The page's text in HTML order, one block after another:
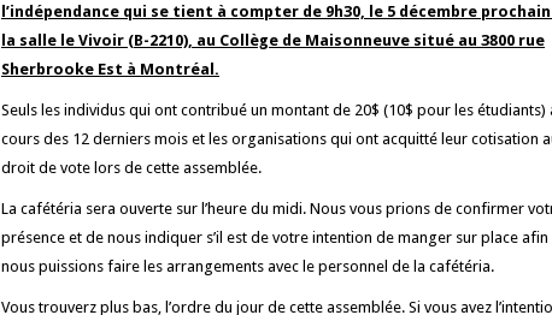
l’indépendance qui se tient à compter de 9h30, le 5 décembre
la salle le Vivoir (B-2210), au Collège de Maisonneuve situé au 3800 rue
Sherbrooke Est à Montréal.
Seuls les individus qui ont contribué un montant de 20$ (10$ pour les étudiants)
cours des 12 derniers mois et les organisations qui ont acquitté leur cotisation
droit de vote lors de cette assemblée.
La cafétéria sera ouverte sur l’heure du midi. Nous vous prions de confirmer
présence et de nous indiquer s’il est de votre intention de manger sur place afin
nous puissions faire les arrangements avec le personnel de la cafétéria.
Vous trouverz plus bas, l’ordre du jour de cette assemblée. Si vous avez